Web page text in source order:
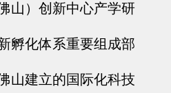
山）创新中心产学研
孵化体系重要组成部
山建立的国际化科技